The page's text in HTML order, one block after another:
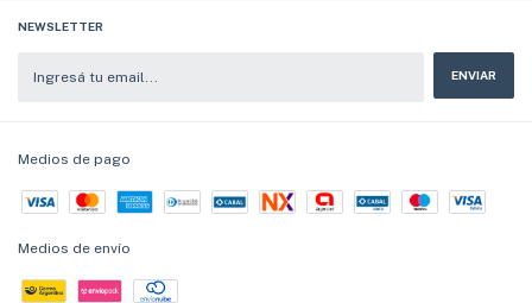
NEWSLETTER
Medios de pago
Medios de envío